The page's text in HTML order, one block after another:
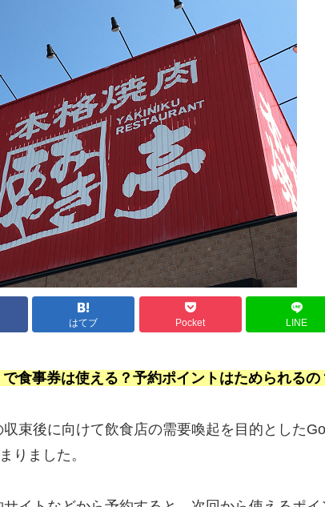
はてブ Pocket LINE
食事券は使える？予約ポイントはためられるの
束後に向けて飲食店の需要喚起を目的とした
りました。